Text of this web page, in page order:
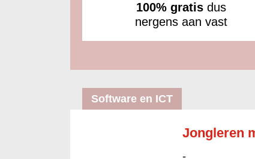
100% gratis dus
nergens aan vast
Software en ICT
Jongleren
-